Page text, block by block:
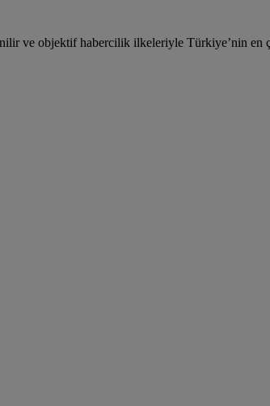
ve objektif habercilik ilkeleriyle Türkiye’nin